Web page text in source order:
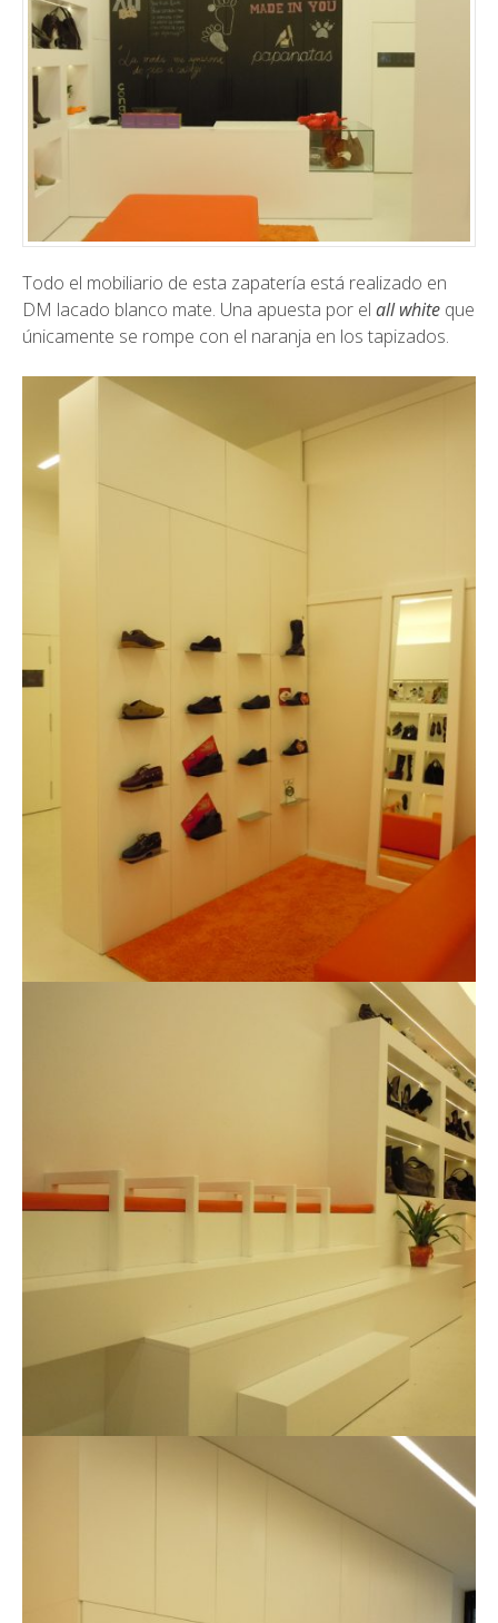
Todo el mobiliario de esta zapatería está realizado en
DM lacado blanco mate. Una apuesta por el all white que
únicamente se rompe con el naranja en los tapizados.